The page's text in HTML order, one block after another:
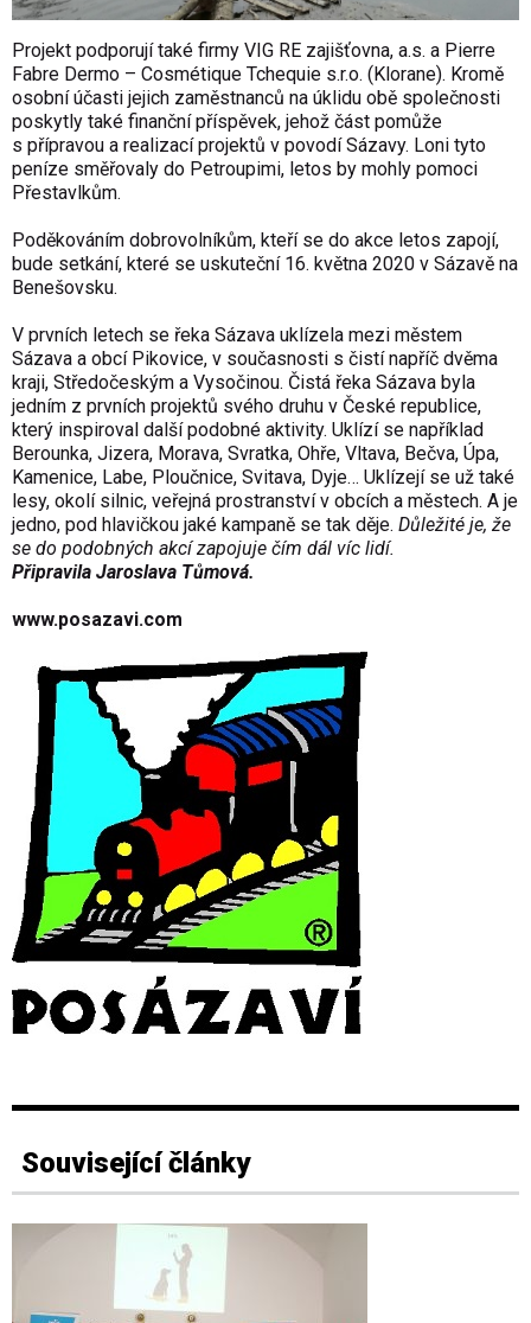
Projekt podporují také firmy VIG RE zajišťovna, a.s. a Pierre
Fabre Dermo – Cosmétique Tchequie s.r.o. (Klorane). Kromě
osobní účasti jejich zaměstnanců na úklidu obě společnosti
poskytly také finanční příspěvek, jehož část pomůže
s přípravou a realizací projektů v povodí Sázavy. Loni tyto
peníze směřovaly do Petroupimi, letos by mohly pomoci
Přestavlkům.
Poděkováním dobrovolníkům, kteří se do akce letos zapojí,
bude setkání, které se uskuteční 16. května 2020 v Sázavě na
Benešovsku.
V prvních letech se řeka Sázava uklízela mezi městem
Sázava a obcí Pikovice, v současnosti s čistí napříč dvěma
kraji, Středočeským a Vysočinou. Čistá řeka Sázava byla
jedním z prvních projektů svého druhu v České republice,
který inspiroval další podobné aktivity. Uklízí se například
Berounka, Jizera, Morava, Svratka, Ohře, Vltava, Bečva, Úpa,
Kamenice, Labe, Ploučnice, Svitava, Dyje… Uklízejí se už také
lesy, okolí silnic, veřejná prostranství v obcích a městech. A je
jedno, pod hlavičkou jaké kampaně se tak děje. Důležité je, že
se do podobných akcí zapojuje čím dál víc lidí.
Připravila Jaroslava Tůmová.
www.posazavi.com
Související články